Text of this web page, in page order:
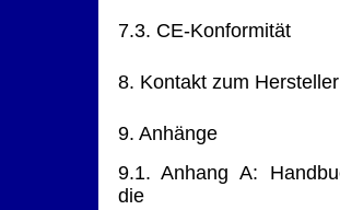
7.3. CE-Konformität
8. Kontakt zum Hersteller
9. Anhänge
9.1. Anhang A:
die